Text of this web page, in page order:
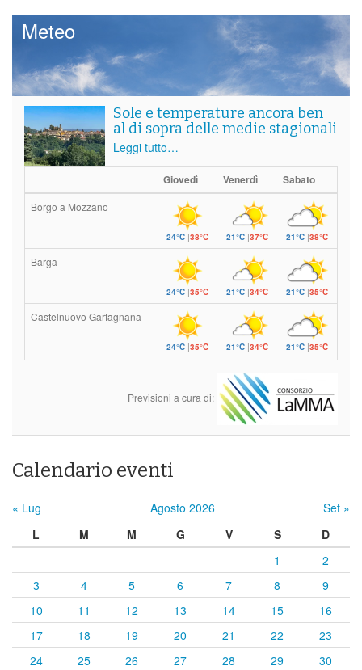
Meteo
Sole e temperature ancora ben
al di sopra delle medie stagionali
Leggi tutto…
Giovedì Venerdì Sabato
Borgo a Mozzano
24°C |38°C 21°C |37°C 21°C |38°C
Barga
24°C |35°C 21°C |34°C 21°C |35°C
Castelnuovo Garfagnana
24°C |35°C 21°C |34°C 21°C |35°C
Previsioni a cura di:
Calendario eventi
« Lug Agosto 2026
Set »
L
M M G V S
D
1
2
3
4 5 6 7 8
9
10
11 12 13 14 15
16
17
18 19 20 21 22
23
24
25 26 27 28 29
30